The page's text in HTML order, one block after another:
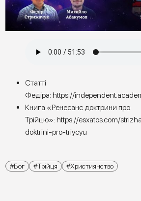
Статті
Федіра: https://
Книга «Ренесанс доктрини про
Трійцю»: https://esxatos.com/
doktrini-pro-triycyu
Бог Трійця Християнство